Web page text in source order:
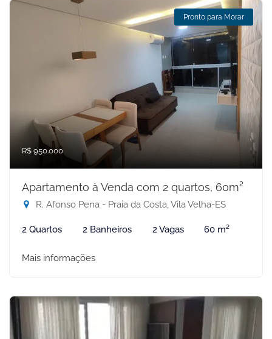
Pronto para Morar
R$ 950.000
Apartamento à Venda com 2 quartos, 60m²
R. Afonso Pena - Praia da Costa, Vila Velha-ES
2 Quartos 2 Banheiros 2 Vagas 60 m²
Mais informações